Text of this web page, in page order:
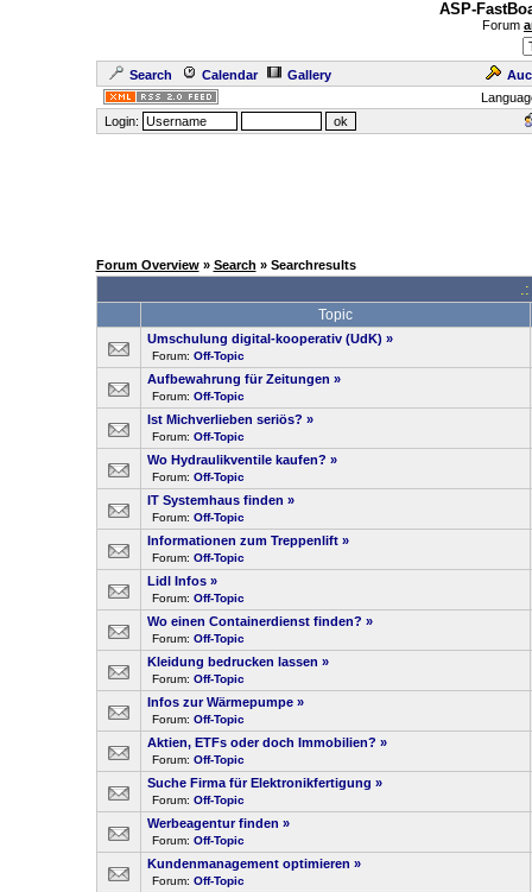
ASP-
Forum
Search Calendar Gallery
Login:
Forum Overview» Search » Searchresults
Topic
Umschulung digital-kooperativ (UdK) »
Forum: Off-Topic
Aufbewahrung für Zeitungen »
Forum: Off-Topic
Ist Michverlieben seriös? »
Forum: Off-Topic
Wo Hydraulikventile kaufen? »
Forum: Off-Topic
IT Systemhaus finden »
Forum: Off-Topic
Informationen zum Treppenlift »
Forum: Off-Topic
Lidl Infos »
Forum: Off-Topic
Wo einen Containerdienst finden? »
Forum: Off-Topic
Kleidung bedrucken lassen »
Forum: Off-Topic
Infos zur Wärmepumpe »
Forum: Off-Topic
Aktien, ETFs oder doch Immobilien? »
Forum: Off-Topic
Suche Firma für Elektronikfertigung »
Forum: Off-Topic
Werbeagentur finden »
Forum: Off-Topic
Kundenmanagement optimieren »
Forum: Off-Topic